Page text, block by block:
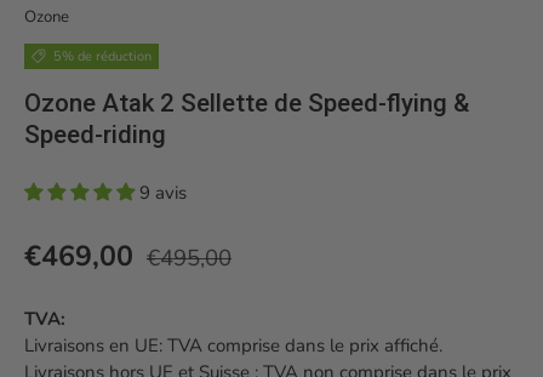
Ozone
5% de réduction
Ozone Atak 2 Sellette de Speed-flying &
Speed-riding
9 avis
Prix soldé
€469,00 Prix habituel
€495,00
TVA:
Livraisons en UE: TVA comprise dans le prix affiché.
Livraisons hors UE et Suisse : TVA non comprise dans le prix